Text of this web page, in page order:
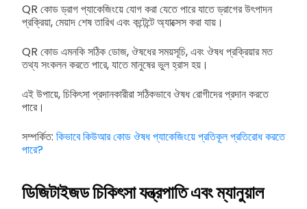
QR কোড ড্রাগ প্যাকেজিংয়ে যোগ করা যেতে পারে যাতে ড্রাগের উৎপাদন
প্রক্রিয়া, মেয়াদ শেষ তারিখ এবং কন্টেন্টে অ্যাক্সেস করা যায়।
QR কোড এমনকি সঠিক ডোজ, ঔষধের সময়সূচি, এবং ঔষধ প্রক্রিয়ার মত
তথ্য সংকলন করতে পারে, যাতে মানুষের ভুল হ্রাস হয়।
এই উপায়ে, চিকিৎসা প্রদানকারীরা সঠিকভাবে ঔষধ রোগীদের প্রদান করতে
পারে।
সম্পর্কিত: কিভাবে কিউআর কোড ঔষধ প্যাকেজিংয়ে প্রতিকূল প্রতিরোধ করতে
পারে?
ডিজিটাইজড চিকিৎসা যন্ত্রপাতি এবং ম্যানুয়াল